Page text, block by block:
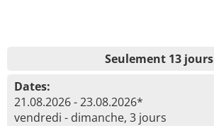
Seulement 13 jours
Dates:
21.08.2026 - 23.08.2026*
vendredi - dimanche, 3 jours